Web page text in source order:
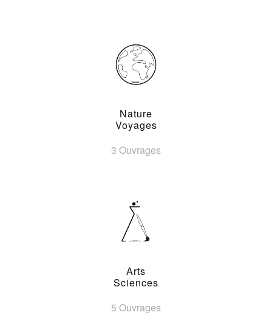
Nature
Voyages
3 Ouvrages
Arts
Sciences
5 Ouvrages